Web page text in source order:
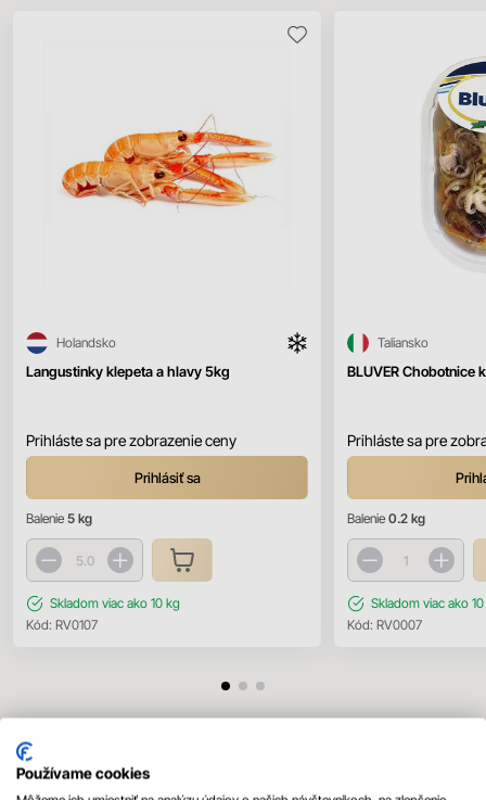
Langustinky klepeta a hlavy 5kg
Holandsko
Prihláste sa pre zobrazenie ceny
Prihlásiť sa
Balenie 5 kg
Skladom viac ako 10 kg
Kód: RV0107
BLUVER Chobotnice
Taliansko
Prihláste sa pre
Balenie 0.2 kg
Skladom viac ako
Kód: RV0007
Mohlo by sa vám páčiť
Používame cookies